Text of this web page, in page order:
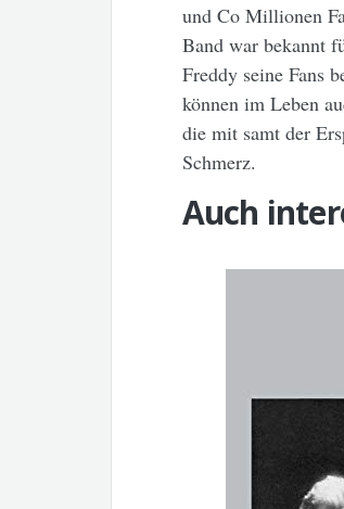
und Co Millionen
Band war bekannt
Freddy seine Fans
können im Leben
die mit samt der
Schmerz.
Auch